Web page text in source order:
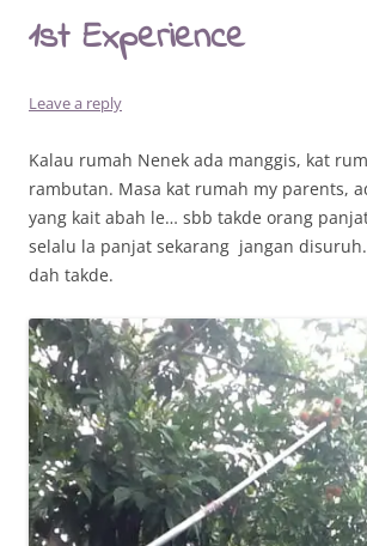
1st Experience
Leave a reply
Kalau rumah Nenek ada manggis, kat
rambutan. Masa kat rumah my parents,
yang kait abah le… sbb takde orang
selalu la panjat sekarang jangan
dah takde.